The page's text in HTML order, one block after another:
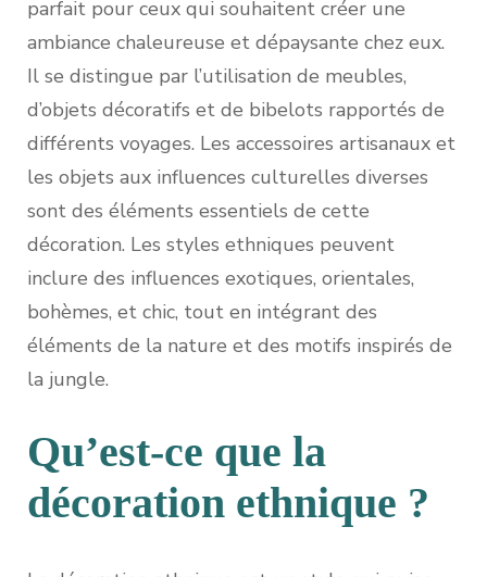
parfait pour ceux qui souhaitent créer une
ambiance chaleureuse et dépaysante chez eux.
Il se distingue par l’utilisation de meubles,
d’objets décoratifs et de bibelots rapportés de
différents voyages. Les accessoires artisanaux et
les objets aux influences culturelles diverses
sont des éléments essentiels de cette
décoration. Les styles ethniques peuvent
inclure des influences exotiques, orientales,
bohèmes, et chic, tout en intégrant des
éléments de la nature et des motifs inspirés de
la jungle.
Qu’est-ce que la
décoration ethnique ?